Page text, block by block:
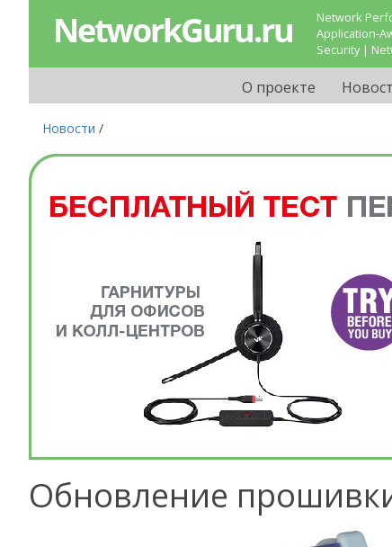
Network
Application-
Security |
О проекте
Новости /
Обновление